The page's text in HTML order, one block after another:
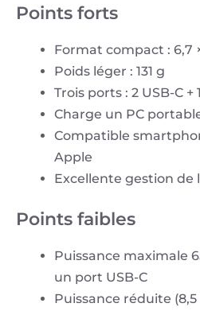
Points forts
Format compact : 6,7
Poids léger : 131 g
Trois ports : 2 USB-C +
Charge un PC
Compatible
Apple
Excellente gestion
Points faibles
Puissance maximale
un port USB-C
Puissance réduite